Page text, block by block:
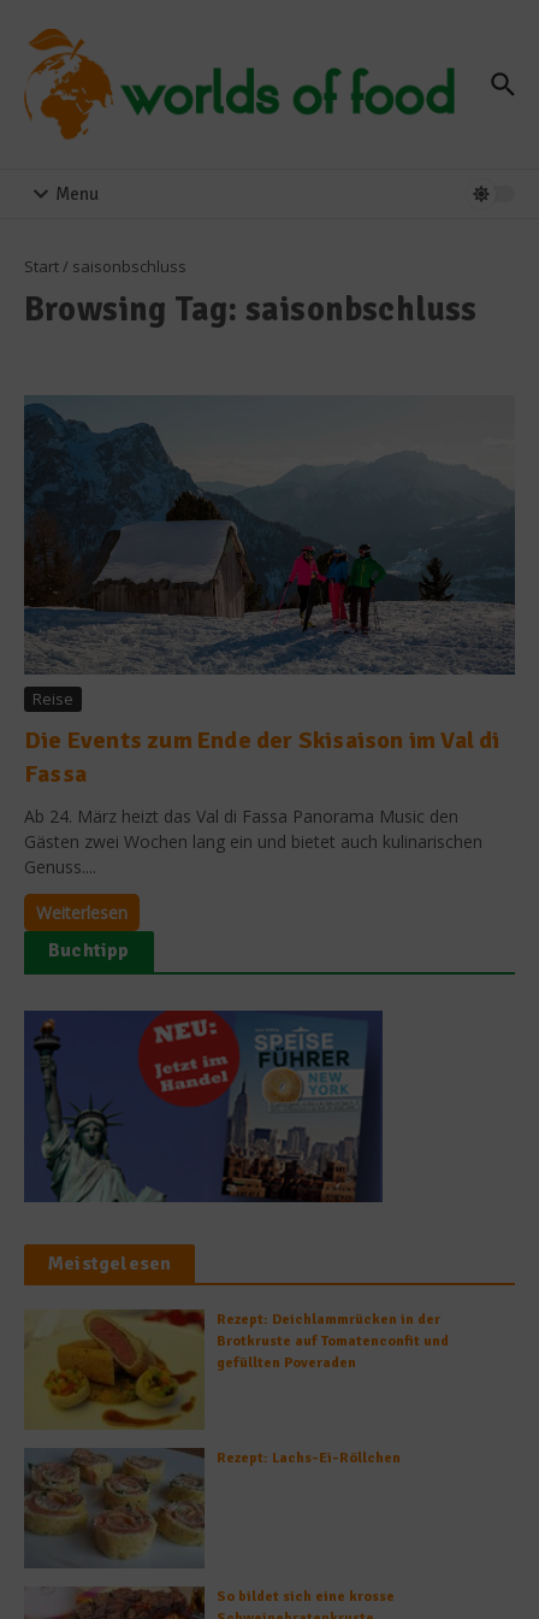
Menu
Start/ saisonbschluss
Browsing Tag: saisonbschluss
Reise
Die Events zum Ende der Skisaison im Val di
Fassa
Ab 24. März heizt das Val di Fassa Panorama Music den
Gästen zwei Wochen lang ein und bietet auch kulinarischen
Genuss....
Weiterlesen
Buchtipp
Meistgelesen
Rezept: Deichlammrücken in der
Brotkruste auf Tomatenconfit und
gefüllten Poveraden
Rezept: Lachs-Ei-Röllchen
So bildet sich eine krosse